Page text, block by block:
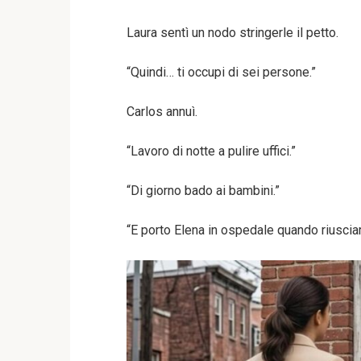
Laura sentì un nodo stringerle il petto.
“Quindi… ti occupi di sei persone.”
Carlos annuì.
“Lavoro di notte a pulire uffici.”
“Di giorno bado ai bambini.”
“E porto Elena in ospedale quando